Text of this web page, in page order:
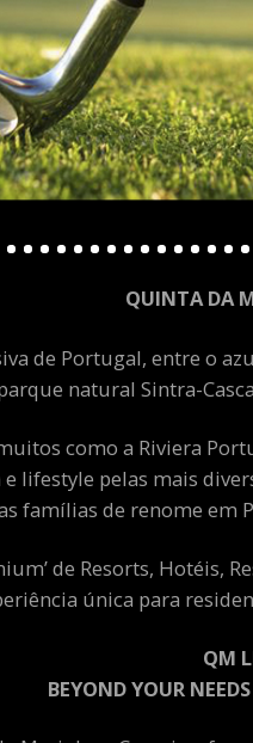
QUINTA DA
de Portugal, entre o
natural Sintra-
como a Riviera
lifestyle pelas mais
famílias de renome em
de Resorts, Hotéis,
única para
QM
BEYOND YOUR